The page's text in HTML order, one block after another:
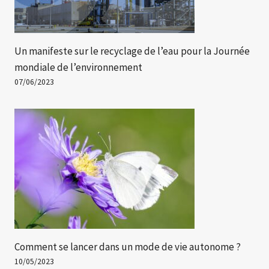
Un manifeste sur le recyclage de l’eau pour la Journée
mondiale de l’environnement
07/06/2023
Comment se lancer dans un mode de vie autonome ?
10/05/2023